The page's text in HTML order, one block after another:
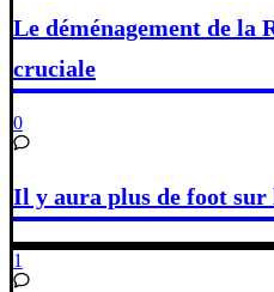
Le déménagement de la
cruciale
0
Il y aura plus de foot sur
1